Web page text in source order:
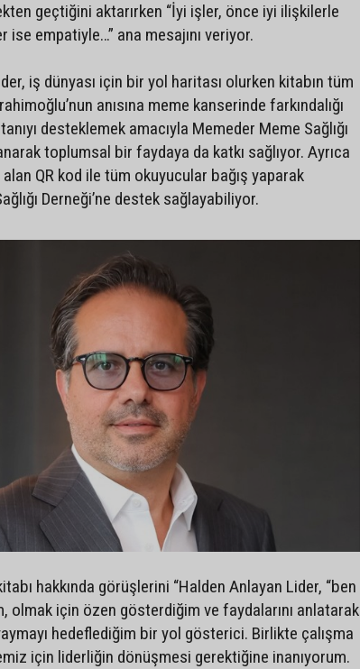
geçtiğini aktarırken “İyi işler, önce iyi ilişkilerle
ise empatiyle…” ana mesajını veriyor.
iş dünyası için bir yol haritası olurken kitabın tüm
anısına meme kanserinde farkındalığı
desteklemek amacıyla Memeder Meme Sağlığı
toplumsal bir faydaya da katkı sağlıyor. Ayrıca
QR kod ile tüm okuyucular bağış yaparak
Derneği’ne destek sağlayabiliyor.
hakkında görüşlerini “Halden Anlayan Lider, “ben
olmak için özen gösterdiğim ve faydalarını anlatarak
hedeflediğim bir yol gösterici. Birlikte çalışma
için liderliğin dönüşmesi gerektiğine inanıyorum.